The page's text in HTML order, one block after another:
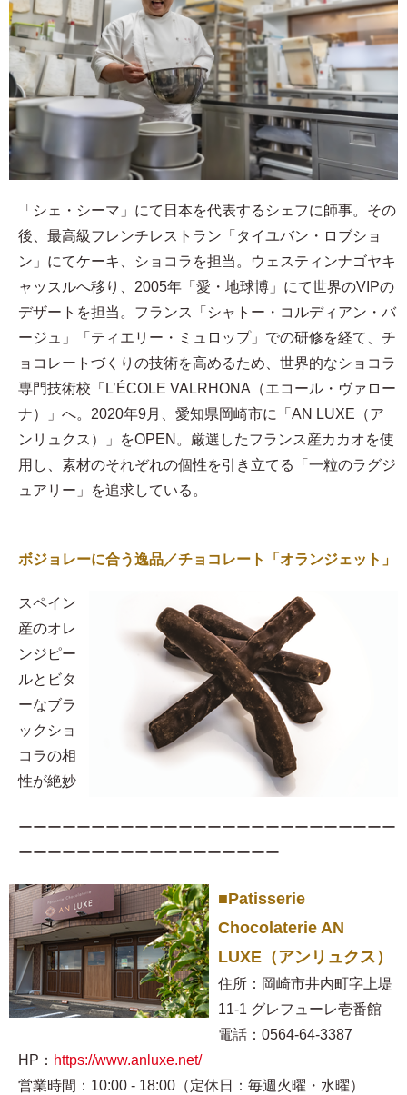
「シェ・シーマ」にて日本を代表するシェフに師事。その
後、最高級フレンチレストラン「タイユバン・ロブショ
ン」にてケーキ、ショコラを担当。ウェスティンナゴヤキ
ャッスルへ移り、2005年「愛・地球博」にて世界のVIPの
デザートを担当。フランス「シャトー・コルディアン・バ
ージュ」「ティエリー・ミュロップ」での研修を経て、チ
ョコレートづくりの技術を高めるため、世界的なショコラ
専門技術校「L’ÉCOLE VALRHONA（エコール・ヴァロー
ナ）」へ。2020年9月、愛知県岡崎市に「AN LUXE（ア
ンリュクス）」をOPEN。厳選したフランス産カカオを使
用し、素材のそれぞれの個性を引き立てる「一粒のラグジ
ュアリー」を追求している。
ボジョレーに合う逸品／チョコレート「オランジェット」
スペイン
産のオレ
ンジピー
ルとビタ
ーなブラ
ックショ
コラの相
性が絶妙
ーーーーーーーーーーーーーーーーーーーーーーーーーー
ーーーーーーーーーーーーーーーーーー
■Patisserie
Chocolaterie AN
LUXE（アンリュクス）
住所：岡崎市井内町字上堤
11-1 グレフューレ壱番館
電話：0564-64-3387
HP： https://www.anluxe.net/
営業時間：10:00 - 18:00（定休日：毎週火曜・水曜）